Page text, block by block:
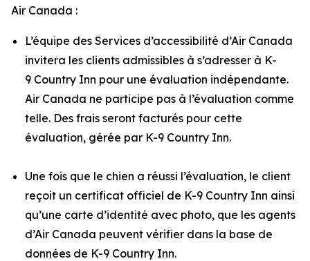
Air Canada :
L’équipe des Services d’accessibilité d’Air Canada
invitera les clients admissibles à s’adresser à K-
9 Country Inn pour une évaluation indépendante.
Air Canada ne participe pas à l’évaluation comme
telle. Des frais seront facturés pour cette
évaluation, gérée par K-9 Country Inn.
Une fois que le chien a réussi l’évaluation, le client
reçoit un certificat officiel de K-9 Country Inn ainsi
qu’une carte d’identité avec photo, que les agents
d’Air Canada peuvent vérifier dans la base de
données de K-9 Country Inn.